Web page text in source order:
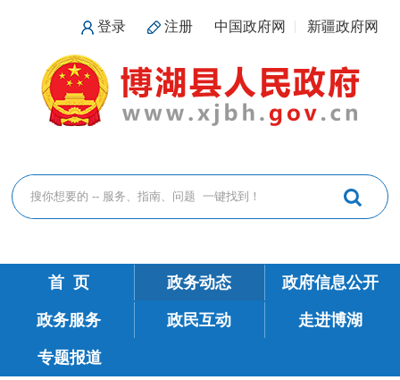
登录 注册 中国政府网 新疆政府网
首 页 政务动态 政府信息公开
政务服务 政民互动 走进博湖
专题报道